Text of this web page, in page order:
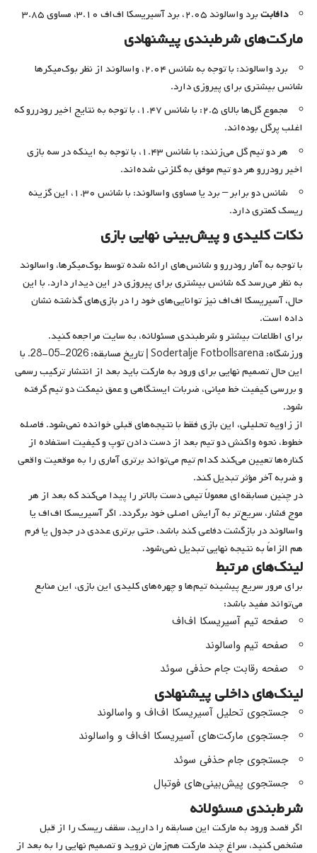
دافابتبرد واسالوند ۲.۰۵، برد آسیریسکا اف‌اف ۳.۱۰، مساوی ۳.۸۵
مارکت‌های شرطبندی پیشنهادی
برد واسالوند: با توجه به شانس ۲.۰۴، واسالوند از نظر بوک‌میکرها
شانس بیشتری برای پیروزی دارد.
مجموع گل‌ها بالای ۲.۵: با شانس ۱.۴۷، با توجه به نتایج اخیر رودررو که
اغلب پرگل بوده‌اند.
هر دو تیم گل می‌زنند: با شانس ۱.۴۳، با توجه به اینکه در سه بازی
اخیر رودررو هر دو تیم موفق به گلزنی شده‌اند.
شانس دو برابر – برد یا مساوی واسالوند: با شانس ۱.۳۰، این گزینه
ریسک کمتری دارد.
نکات کلیدی و پیش‌بینی نهایی بازی
با توجه به آمار رودررو و شانس‌های ارائه شده توسط بوک‌میکرها، واسالوند
به نظر می‌رسد که شانس بیشتری برای پیروزی در این دیدار دارد. با این
حال، آسیریسکا اف‌اف نیز توانایی‌های خود را در بازی‌های گذشته نشان
داده است.
برای اطلاعات بیشتر و شرطبندی مسئولانه، به سایت مراجعه کنید.
ورزشگاه: Sodertalje Fotbollsarena | تاریخ مسابقه: 2026-05-28. با
این حال تصمیم نهایی برای ورود به مارکت باید بعد از انتشار ترکیب رسمی
و بررسی کیفیت خط میانی، ضربات ایستگاهی و عمق نیمکت دو تیم گرفته
شود.
از زاویه تحلیلی، این بازی فقط با نتیجه‌های قبلی خوانده نمی‌شود. فاصله
خطوط، نحوه واکنش دو تیم بعد از دست دادن توپ و کیفیت استفاده از
کناره‌ها تعیین می‌کند کدام تیم می‌تواند برتری آماری را به موقعیت واقعی
و ضربه آخر مؤثر تبدیل کند.
در چنین مسابقه‌ای معمولاً تیمی دست بالاتر را پیدا می‌کند که بعد از هر
موج فشار، سریع‌تر به آرایش اصلی خود برگردد. اگر آسیریسکا اف‌اف یا
واسالوند در بازگشت دفاعی کند باشد، حتی برتری عددی در جدول یا فرم
هم الزاماً به نتیجه نهایی تبدیل نمی‌شود.
لینک‌های مرتبط
برای مرور سریع پیشینه تیم‌ها و چهره‌های کلیدی این بازی، این منابع
می‌تواند مفید باشد:
صفحه تیم آسیریسکا اف‌اف
صفحه تیم واسالوند
صفحه رقابت جام حذفی سوئد
لینک‌های داخلی پیشنهادی
جستجوی تحلیل آسیریسکا اف‌اف و واسالوند
جستجوی مارکت‌های آسیریسکا اف‌اف و واسالوند
جستجوی جام حذفی سوئد
جستجوی پیش‌بینی‌های فوتبال
شرط‌بندی مسئولانه
اگر قصد ورود به مارکت این مسابقه را دارید، سقف ریسک را از قبل
مشخص کنید، سراغ چند مارکت هم‌زمان نروید و تصمیم نهایی را به بعد از